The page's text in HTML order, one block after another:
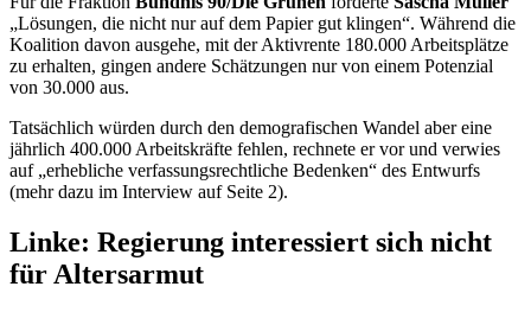
„Lösungen, die nicht nur auf dem Papier gut klingen“. Während die
Koalition davon ausgehe, mit der Aktivrente 180.000 Arbeitsplätze
zu erhalten, gingen andere Schätzungen nur von einem Potenzial
von 30.000 aus.
Tatsächlich würden durch den demografischen Wandel aber eine
jährlich 400.000 Arbeitskräfte fehlen, rechnete er vor und verwies
auf „erhebliche verfassungsrechtliche Bedenken“ des Entwurfs
(mehr dazu im Interview auf Seite 2).
Linke: Regierung interessiert sich nicht
für Altersarmut